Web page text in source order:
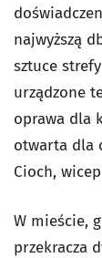
najwyższą
sztuce
urządzone
oprawa dla
otwarta dla
Cioch,
W mieście,
przekracza